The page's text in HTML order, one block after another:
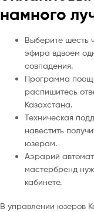
намного
Выберите шесть
эфира вдвоем
совпадения.
Программа
распишитесь
Казахстана.
Техническая
навестить
юзерам.
Аэрарий
мастербренд
кабинете.
В управлении юзеров